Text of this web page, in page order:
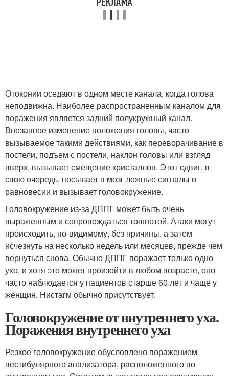
Отоконии оседают в одном месте канала, когда голова
неподвижна. Наиболее распространенным каналом для
поражения является задний полукружный канал.
Внезапное изменение положения головы, часто
вызываемое такими действиями, как переворачивание в
постели, подъем с постели, наклон головы или взгляд
вверх, вызывает смещение кристаллов. Этот сдвиг, в
свою очередь, посылает в мозг ложные сигналы о
равновесии и вызывает головокружение.
Головокружение из-за ДППГ может быть очень
выраженным и сопровождаться тошнотой. Атаки могут
происходить, по-видимому, без причины, а затем
исчезнуть на несколько недель или месяцев, прежде чем
вернуться снова. Обычно ДППГ поражает только одно
ухо, и хотя это может произойти в любом возрасте, оно
часто наблюдается у пациентов старше 60 лет и чаще у
женщин. Нистагм обычно присутствует.
Головокружение от внутреннего уха.
Поражения внутреннего уха
Резкое головокружение обусловлено поражением
вестибулярного анализатора, расположенного во